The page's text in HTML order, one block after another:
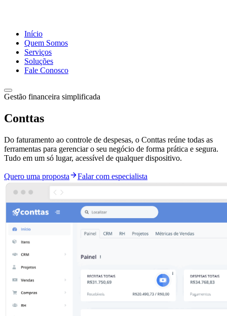
Início
Quem Somos
Serviços
Soluções
Fale Conosco
Gestão financeira simplificada
Conttas
Do faturamento ao controle de despesas, o Conttas reúne todas as
ferramentas para gerenciar o seu negócio de forma prática e segura.
Tudo em um só lugar, acessível de qualquer dispositivo.
Quero uma proposta Falar com especialista